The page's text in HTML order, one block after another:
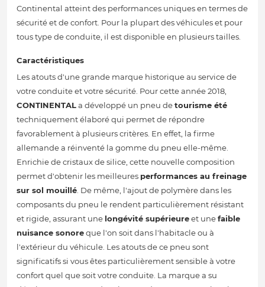
Continental atteint des performances uniques en termes de
sécurité et de confort. Pour la plupart des véhicules et pour
tous type de conduite, il est disponible en plusieurs tailles.
Caractéristiques
Les atouts d'une grande marque historique au service de
votre conduite et votre sécurité. Pour cette année 2018,
CONTINENTALa développé un pneu detourisme été
techniquement élaboré qui permet de répondre
favorablement à plusieurs critères. En effet, la firme
allemande a réinventé la gomme du pneu elle-même.
Enrichie de cristaux de silice, cette nouvelle composition
permet d'obtenir les meilleures performances au freinage
sur sol mouillé. De même, l'ajout de polymère dans les
composants du pneu le rendent particulièrement résistant
et rigide, assurant une longévité supérieureet unefaible
nuisance sonoreque l'on soit dans l'habitacle ou à
l'extérieur du véhicule. Les atouts de ce pneu sont
significatifs si vous êtes particulièrement sensible à votre
confort quel que soit votre conduite. La marque a su